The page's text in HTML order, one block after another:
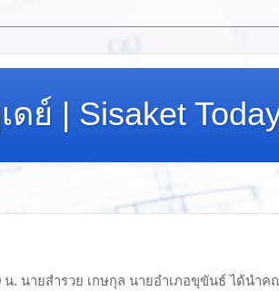
ย์ | Sisaket
น. นายสำรวย เกษกุล นายอำเภอขุขันธ์ ได้นำค